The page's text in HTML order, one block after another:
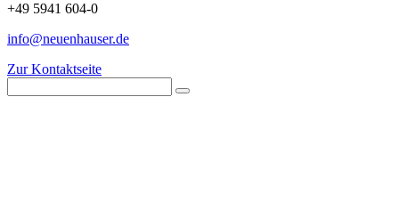
+49 5941 604-0
info@neuenhauser.de
Zur Kontaktseite